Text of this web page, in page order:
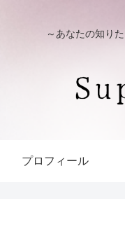
～あなたの知り
プロフィール